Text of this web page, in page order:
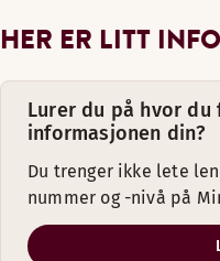
HER ER LITT
Lurer du på hvor du
informasjonen din?
Du trenger ikke lete
nummer og -nivå på